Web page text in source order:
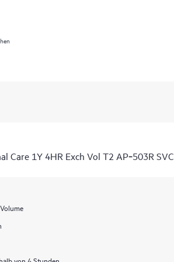
Care 1Y 4HR Exch Vol T2 AP‑503R SVC